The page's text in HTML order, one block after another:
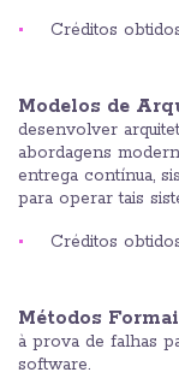
Créditos
Modelos de
desenvolver
abordagens
entrega contínua,
para operar tais
Créditos
Métodos
à prova de falhas
software.